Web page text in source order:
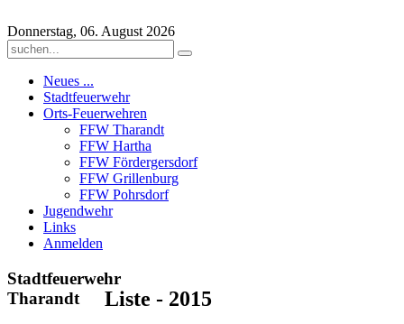
Donnerstag, 06. August 2026
Neues ...
Stadtfeuerwehr
Orts-Feuerwehren
FFW Tharandt
FFW Hartha
FFW Fördergersdorf
FFW Grillenburg
FFW Pohrsdorf
Jugendwehr
Links
Anmelden
Liste - 2015
Stadtfeuerwehr
Tharandt